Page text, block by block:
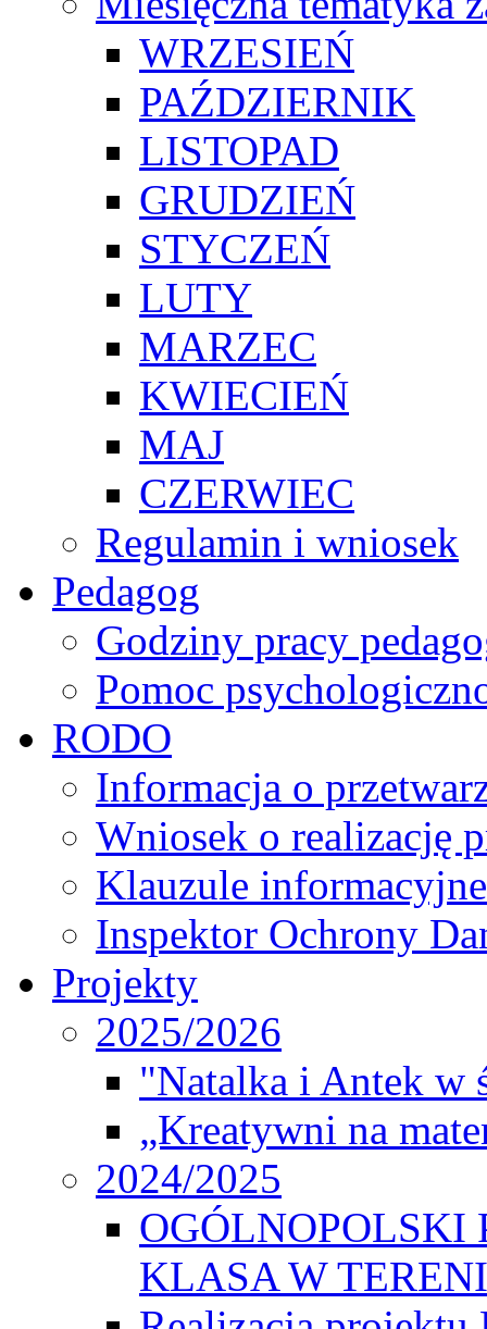
WRZESIEŃ
PAŹDZIERNIK
LISTOPAD
GRUDZIEŃ
STYCZEŃ
LUTY
MARZEC
KWIECIEŃ
MAJ
CZERWIEC
Regulamin i wniosek
Pedagog
Godziny pracy
Pomoc
RODO
Informacja o
Wniosek o realizację
Klauzule informacyjne
Inspektor Ochrony
Projekty
2025/2026
"Natalka i Antek w
„Kreatywni na
2024/2025
OGÓLNOPOLSKI
KLASA W